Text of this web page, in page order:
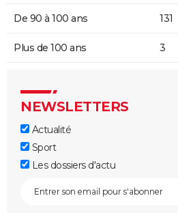
De 90 à 100 ans 131
Plus de 100 ans 3
NEWSLETTERS
Actualité
Sport
Les dossiers d'actu